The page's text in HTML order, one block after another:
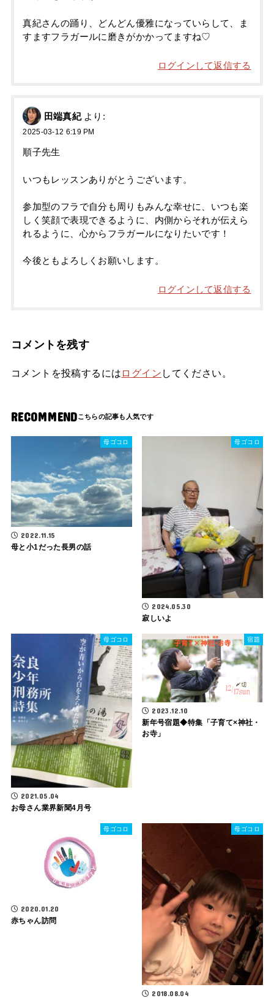
真紀さんの踊り、どんどん優雅になっていらして、ま
すますフラガールに磨きがかかってますね♡
ログインして返信する
田端真紀 より:
2025-03-12 6:19 PM
順子先生
いつもレッスンありがとうございます。
参加型のフラで自分も周りもみんな幸せに、いつも楽
しく笑顔で表現できるように、内側からそれが伝えら
れるように、心からフラガールになりたいです！
今後ともよろしくお願いします。
ログインして返信する
コメントを残す
コメントを投稿するには ログイン してください。
RECOMMEND
母ゴコロ
2022.11.15
母と小1だった長男の話
母ゴコロ
2024.05.30
寂しいよ
母ゴコロ
2021.05.04
お母さん業界新聞4月号
宿題
2023.12.10
新年号宿題◆特集「子育て×神社・
お寺」
母ゴコロ
2020.01.20
赤ちゃん訪問
母ゴコロ
2018.08.04